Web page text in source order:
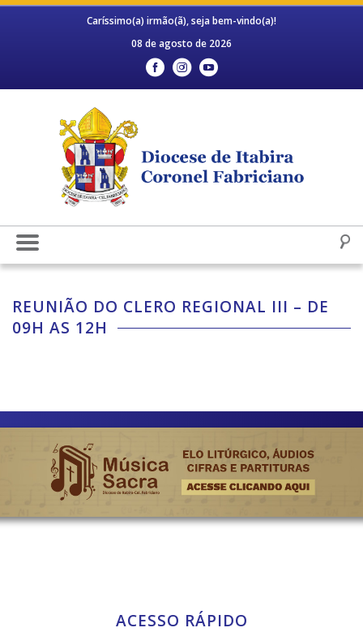
Caríssimo(a) irmão(ã), seja bem-vindo(a)!
08 de agosto de 2026
REUNIÃO DO CLERO REGIONAL III – DE
09H AS 12H
ACESSO RÁPIDO